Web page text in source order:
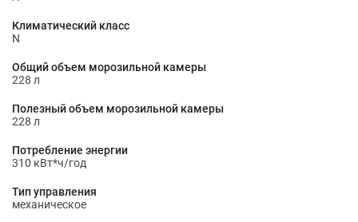
Климатический класс
N
Общий объем морозильной камеры
228 л
Полезный объем морозильной камеры
228 л
Потребление энергии
310 кВт*ч/год
Тип управления
механическое